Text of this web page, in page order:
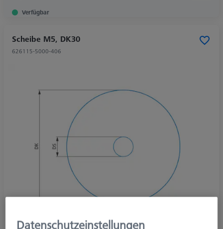
Verfügbar
Scheibe M5, DK30
626115-5000-406
Datenschutzeinstellungen